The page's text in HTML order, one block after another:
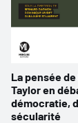
La pensée
Taylor en
démocratie,
sécularité